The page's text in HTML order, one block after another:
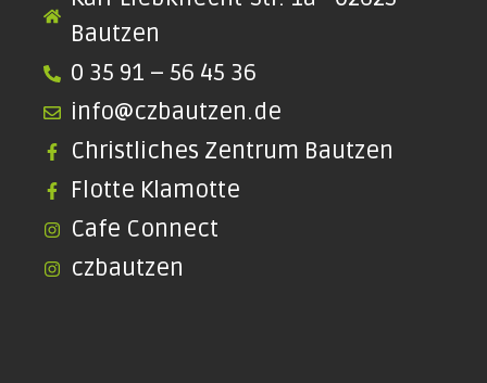
Bautzen
0 35 91 – 56 45 36
info@czbautzen.de
Christliches Zentrum Bautzen
Flotte Klamotte
Cafe Connect
czbautzen